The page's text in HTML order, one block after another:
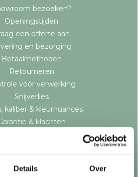
Details Over
bezoeken?
Openingstijden
een offerte aan
en bezorging
Betaalmethoden
Retourneren
vóór verwerking
Snijverlies
kaliber & kleurnuances
& klachten
Over TegelStore.nl